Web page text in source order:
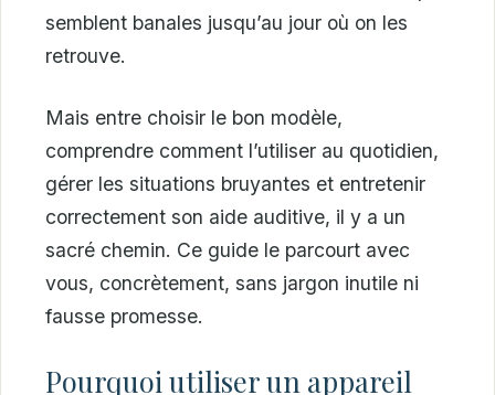
semblent banales jusqu’au jour où on les
retrouve.
Mais entre choisir le bon modèle,
comprendre comment l’utiliser au quotidien,
gérer les situations bruyantes et entretenir
correctement son aide auditive, il y a un
sacré chemin. Ce guide le parcourt avec
vous, concrètement, sans jargon inutile ni
fausse promesse.
Pourquoi utiliser un appareil